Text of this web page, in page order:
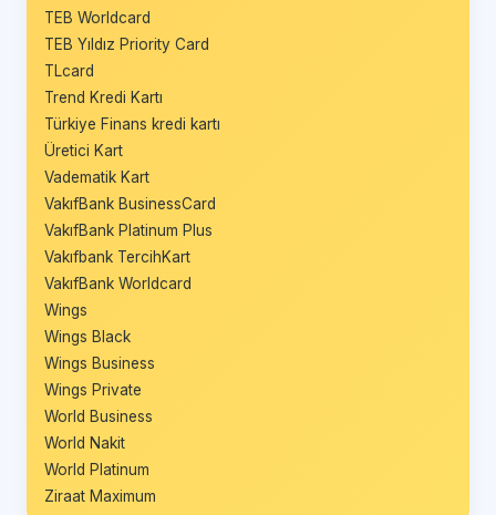
TEB Worldcard
TEB Yıldız Priority Card
TLcard
Trend Kredi Kartı
Türkiye Finans kredi kartı
Üretici Kart
Vadematik Kart
VakıfBank BusinessCard
VakıfBank Platinum Plus
Vakıfbank TercihKart
VakıfBank Worldcard
Wings
Wings Black
Wings Business
Wings Private
World Business
World Nakit
World Platinum
Ziraat Maximum